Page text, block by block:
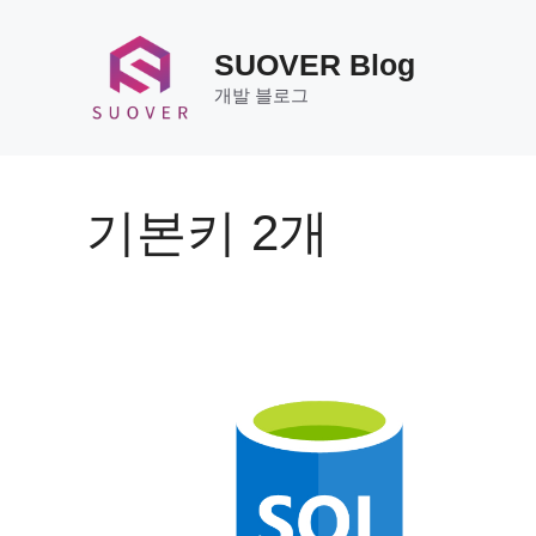
SUOVER Blog
개발 블로그
기본키 2개